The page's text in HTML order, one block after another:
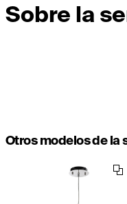
Sobre la
Otros modelos de la